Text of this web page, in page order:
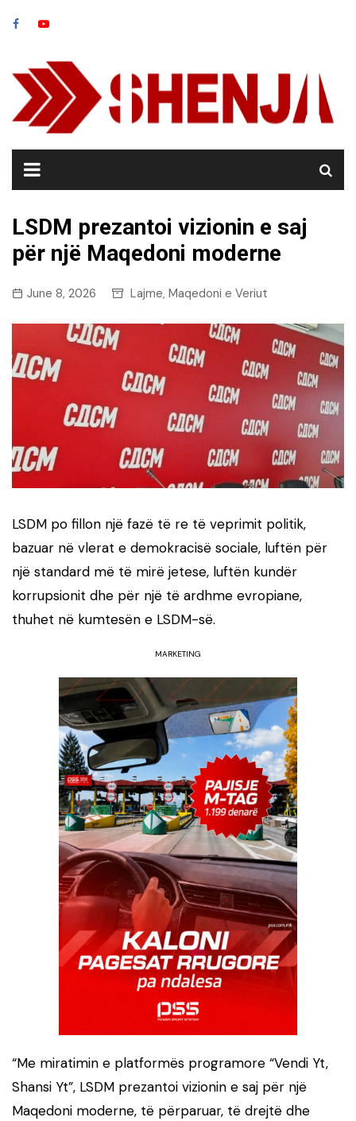
LSDM prezantoi vizionin e saj
për një Maqedoni moderne
June 8, 2026 Lajme, Maqedoni e Veriut
LSDM po fillon një fazë të re të veprimit politik,
bazuar në vlerat e demokracisë sociale, luftën për
një standard më të mirë jetese, luftën kundër
korrupsionit dhe për një të ardhme evropiane,
thuhet në kumtesën e LSDM-së.
MARKETING
“Me miratimin e platformës programore “Vendi Yt,
Shansi Yt”, LSDM prezantoi vizionin e saj për një
Maqedoni moderne, të përparuar, të drejtë dhe